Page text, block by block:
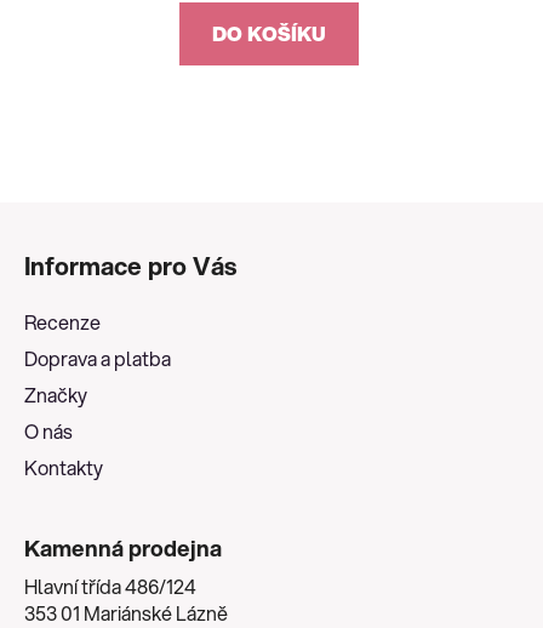
DO KOŠÍKU
Informace pro Vás
Recenze
Doprava a platba
Značky
O nás
Kontakty
Kamenná prodejna
Hlavní třída 486/124
353 01 Mariánské Lázně